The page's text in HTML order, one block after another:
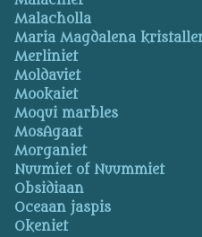
Malacholla
Maria Magdalena
Merliniet
Moldaviet
Mookaiet
Moqui marbles
MosAgaat
Morganiet
Nuumiet of Nuummiet
Obsidiaan
Oceaan jaspis
Okeniet